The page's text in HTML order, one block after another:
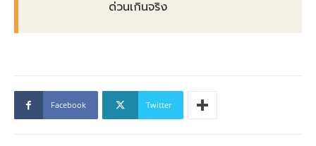
ด่วนเกินจริง
Facebook Twitter